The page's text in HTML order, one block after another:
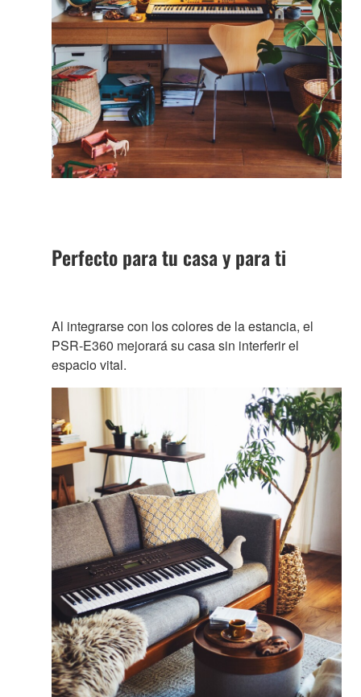
Perfecto para tu casa y para ti
Al integrarse con los colores de la estancia, el
PSR-E360 mejorará su casa sin interferir el
espacio vital.